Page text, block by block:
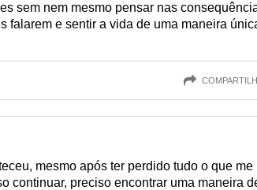
sem nem mesmo pensar nas
falarem e sentir a vida de uma maneira
mesmo após ter perdido tudo o que me
continuar, preciso encontrar uma maneira